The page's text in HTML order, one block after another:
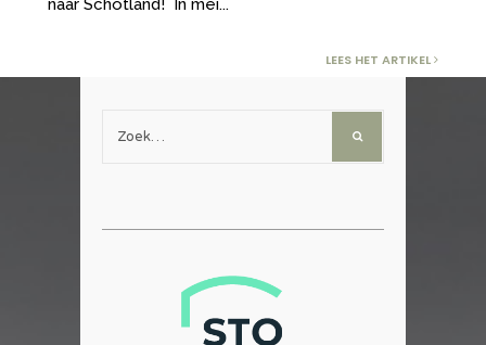
LEES HET ARTIKEL